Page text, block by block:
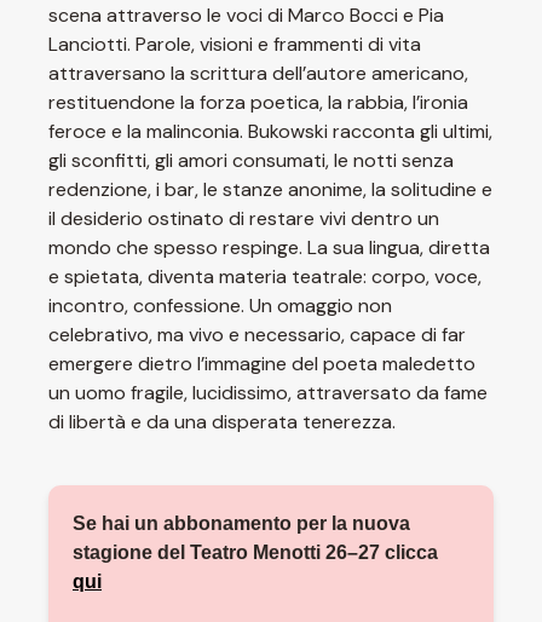
scena attraverso le voci di Marco Bocci e Pia
Lanciotti. Parole, visioni e frammenti di vita
attraversano la scrittura dell’autore americano,
restituendone la forza poetica, la rabbia, l’ironia
feroce e la malinconia. Bukowski racconta gli ultimi,
gli sconfitti, gli amori consumati, le notti senza
redenzione, i bar, le stanze anonime, la solitudine e
il desiderio ostinato di restare vivi dentro un
mondo che spesso respinge. La sua lingua, diretta
e spietata, diventa materia teatrale: corpo, voce,
incontro, confessione. Un omaggio non
celebrativo, ma vivo e necessario, capace di far
emergere dietro l’immagine del poeta maledetto
un uomo fragile, lucidissimo, attraversato da fame
di libertà e da una disperata tenerezza.
Se hai un abbonamento per la nuova
stagione del Teatro Menotti 26–27 clicca
qui